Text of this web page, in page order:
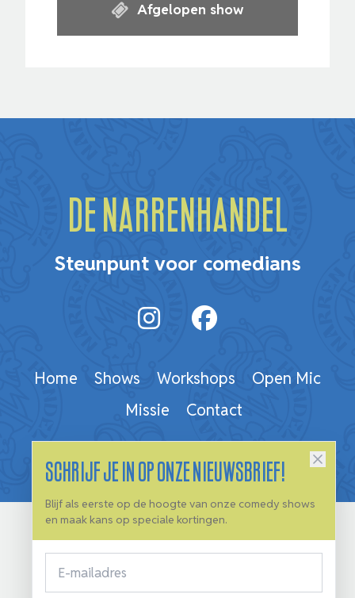
Afgelopen show
De Narrenhandel
Steunpunt voor comedians
Home Shows Workshops
Open Mic
Missie
Contact
Schrijf je in op onze nieuwsbrief!
Blijf als eerste op de hoogte van onze comedy shows
en maak kans op speciale kortingen.